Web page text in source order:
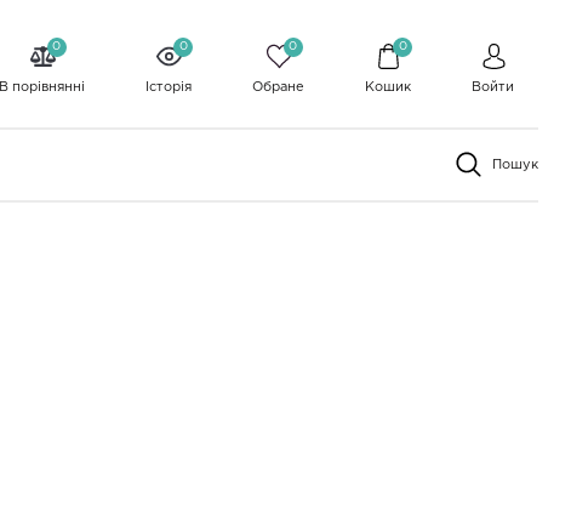
0
В порівнянні
0
Історія
0
Обране
0
Кошик Войти
Пошук